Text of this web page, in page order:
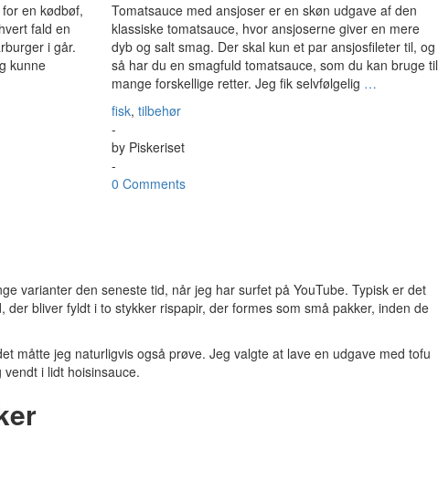
en kødbøf,
fald en
i går.
kunne
Tomatsauce med ansjoser er en skøn udgave af den
klassiske tomatsauce, hvor ansjoserne giver en mere
dyb og salt smag. Der skal kun et par ansjosfileter til, og
så har du en smagfuld tomatsauce, som du kan bruge til
mange forskellige retter. Jeg fik selvfølgelig …
fisk, tilbehør
-
by Piskeriset
-
0 Comments
varianter den seneste tid, når jeg har surfet på YouTube. Typisk er det
bliver fyldt i to stykker rispapir, der formes som små pakker, inden de
måtte jeg naturligvis også prøve. Jeg valgte at lave en udgave med tofu
i lidt hoisinsauce.